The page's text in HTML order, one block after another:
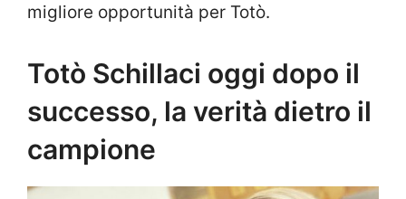
migliore opportunità per Totò.
Totò Schillaci oggi dopo il
successo, la verità dietro il
campione